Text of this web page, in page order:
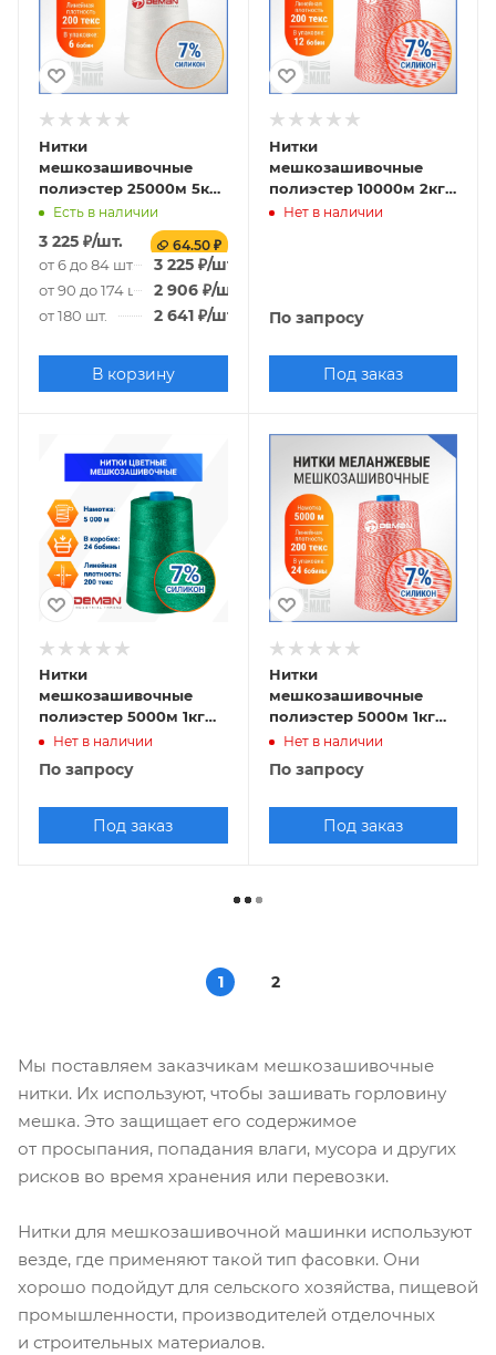
Нитки
мешкозашивочные
полиэстер 25000м 5кг
200текс, 7% силикон,
Есть в наличии
3 225 ₽/шт. 64.50 ₽
от 6 до 84 шт. 3 225 ₽/шт.
от 90 до 174 шт. 2 906 ₽/шт.
от 180 шт. 2 641 ₽/шт.
В корзину
Нитки
мешкозашивочные
полиэстер 10000м 2кг
200текс, 7% силикон,
Нет в наличии
По запросу
Под заказ
Нитки
мешкозашивочные
полиэстер 5000м 1кг
200текс, 7% силикон,
Нет в наличии
По запросу
Под заказ
Нитки
мешкозашивочные
полиэстер 5000м 1кг
200текс, 7% силикон,
Нет в наличии
По запросу
Под заказ
1 2
Мы поставляем заказчикам мешкозашивочные
нитки. Их используют, чтобы зашивать горловину
мешка. Это защищает его содержимое
от просыпания, попадания влаги, мусора и других
рисков во время хранения или перевозки.
Нитки для мешкозашивочной машинки используют
везде, где применяют такой тип фасовки. Они
хорошо подойдут для сельского хозяйства, пищевой
промышленности, производителей отделочных
и строительных материалов.